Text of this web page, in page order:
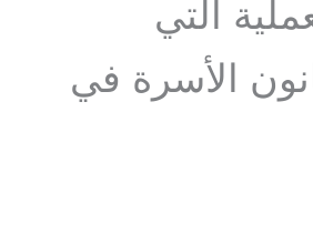
التي
الأسرة في